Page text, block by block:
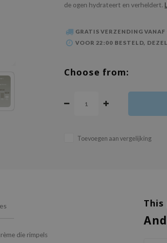
de ogen hydrateert en verheldert.
GRATIS VERZENDING VANAF
VOOR 22:00 BESTELD,
Choose from:
Toevoegen aan vergelijking
die rimpels